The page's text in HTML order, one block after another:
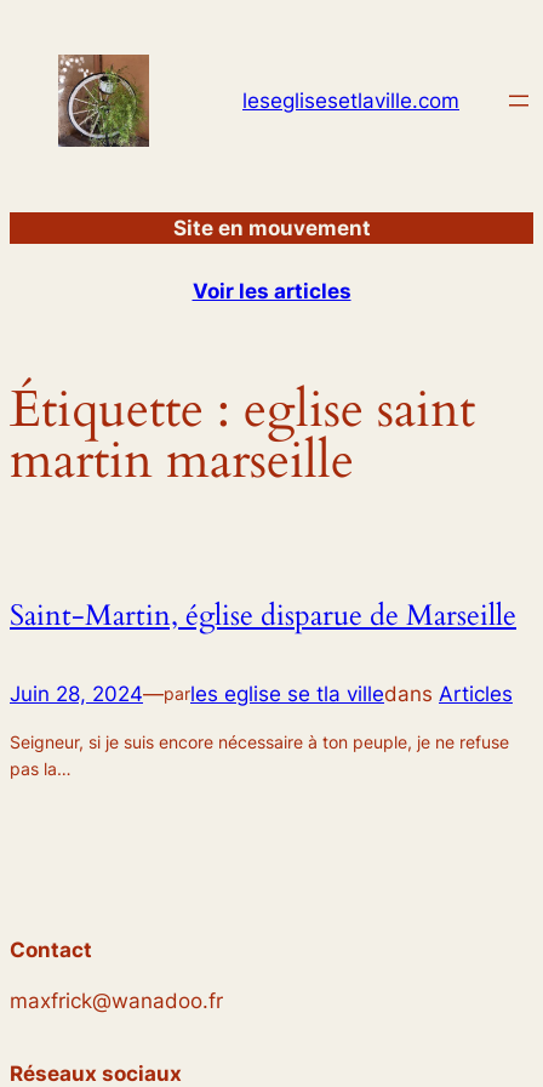
contenu
leseglisesetlaville.com
Site en mouvement
Voir les articles
Étiquette : eglise saint
martin marseille
Saint-Martin, église disparue de Marseille
Juin 28, 2024—parles eglise se tla villedans Articles
Seigneur, si je suis encore nécessaire à ton peuple, je ne refuse
pas la…
Contact
maxfrick@wanadoo.fr
Réseaux sociaux